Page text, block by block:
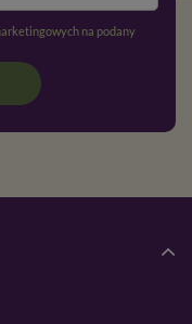
przetwarzanie danych osobowych zgodnie z